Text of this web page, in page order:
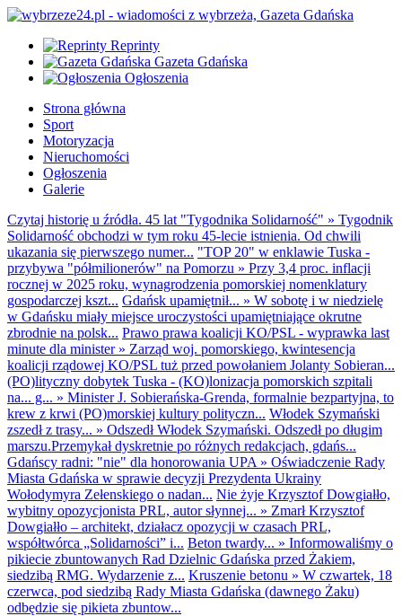
Reprinty
Gazeta Gdańska
Ogłoszenia
Strona główna
Sport
Motoryzacja
Nieruchomości
Ogłoszenia
Galerie
Czytaj historię u źródła. 45 lat "Tygodnika Solidarność" » Tygodnik
Solidarność obchodzi w tym roku 45-lecie istnienia. Od chwili
ukazania się pierwszego numer... "TOP 20" w enklawie Tuska -
przybywa "półmilionerów" na Pomorzu » Przy 3,4 proc. inflacji
rocznej w 2025 roku, wynagrodzenia pomorskiej nomenklatury
gospodarczej kszt... Gdańsk upamiętnił... » W sobotę i w niedzielę
w Gdańsku miały miejsce uroczystości upamiętniające okrutne
zbrodnie na polsk... Prawo prawa koalicji KO/PSL - wyprawka last
minute dla minister» Zarząd woj. pomorskiego, kwintesencja
koalicji rządowej KO/PSL tuż przed powołaniem Jolanty Sobieran...
(PO)lityczny dobytek Tuska - (KO)lonizacja pomorskich szpitali
na... g... » Minister J. Sobierańska-Grenda, formalnie bezpartyjna, to
krew z krwi (PO)morskiej kultury polityczn... Włodek Szymański
zszedł z trasy... » Odszedł Włodek Szymański. Odszedł po długim
marszu.Przemykał dyskretnie po różnych redakcjach, gdańs...
Gdańscy radni: "nie" dla honorowania UPA » Oświadczenie Rady
Miasta Gdańska w sprawie decyzji Prezydenta Ukrainy
Wołodymyra Zełenskiego o nadan... Nie żyje Krzysztof Dowgiałło,
wybitny opozycjonista PRL, autor słynnej... » Zmarł Krzysztof
Dowgiałło – architekt, działacz opozycji w czasach PRL,
współtwórca „Solidarności” i... Beton twardy... » Informowaliśmy o
pikiecie zbuntowanych Rad Dzielnic Gdańska przed Żakiem,
siedzibą RMG. Wydarzenie z... Kruszenie betonu » W czwartek, 18
czerwca, pod siedzibą Rady Miasta Gdańska (dawnego Żaku)
odbędzie się pikieta zbuntow...